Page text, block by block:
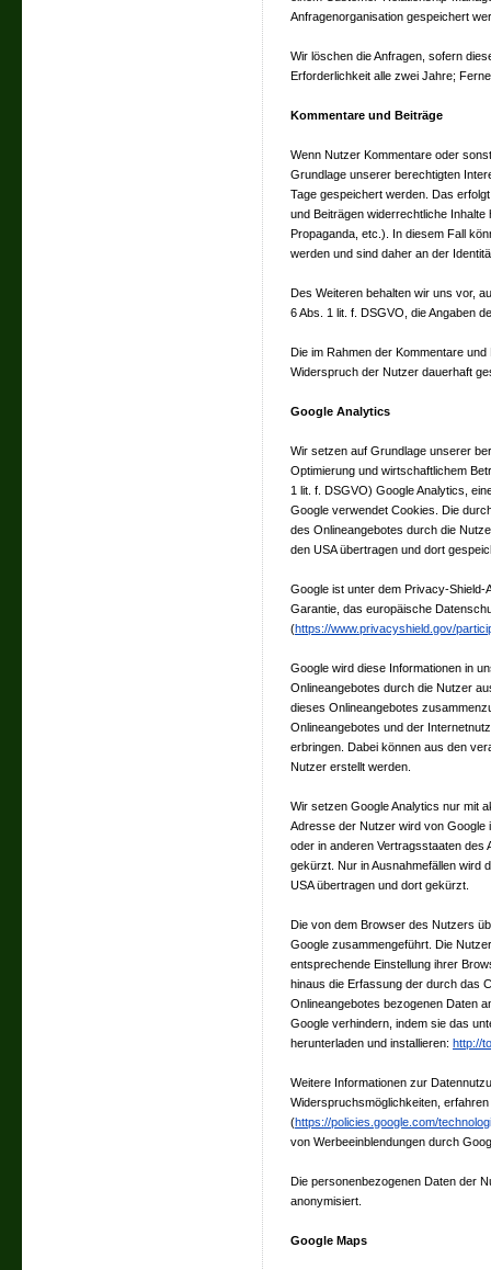
Anfragenorganisation gespeichert
Wir löschen die Anfragen, sofern
Erforderlichkeit alle zwei Jahre;
Kommentare und Beiträge
Wenn Nutzer Kommentare oder
Grundlage unserer berechtigten
Tage gespeichert werden. Das
und Beiträgen widerrechtliche
Propaganda, etc.). In diesem Fall
werden und sind daher an der
Des Weiteren behalten wir uns vor,
6 Abs. 1 lit. f. DSGVO, die Angaben
Die im Rahmen der Kommentare
Widerspruch der Nutzer dauerhaft
Google Analytics
Wir setzen auf Grundlage unserer
Optimierung und wirtschaftlichem
1 lit. f. DSGVO) Google Analytics,
Google verwendet Cookies. Die
des Onlineangebotes durch die
den USA übertragen und dort
Google ist unter dem Privacy-
Garantie, das europäische
(https://www.privacyshield.gov/
Google wird diese Informationen in
Onlineangebotes durch die Nutzer
dieses Onlineangebotes
Onlineangebotes und der
erbringen. Dabei können aus den
Nutzer erstellt werden.
Wir setzen Google Analytics nur mit
Adresse der Nutzer wird von Google
oder in anderen Vertragsstaaten
gekürzt. Nur in Ausnahmefällen wird
USA übertragen und dort gekürzt.
Die von dem Browser des Nutzers
Google zusammengeführt. Die
entsprechende Einstellung ihrer
hinaus die Erfassung der durch das
Onlineangebotes bezogenen Daten
Google verhindern, indem sie das
herunterladen und installieren: http://
Weitere Informationen zur
Widerspruchsmöglichkeiten,
(https://policies.google.com/
von Werbeeinblendungen durch
Die personenbezogenen Daten der
anonymisiert.
Google Maps